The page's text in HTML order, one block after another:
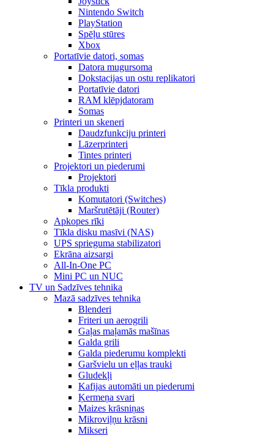
Nintendo Switch
PlayStation
Spēļu stūres
Xbox
Portatīvie datori, somas
Datora mugursoma
Dokstacijas un ostu replikatori
Portatīvie datori
RAM klēpjdatoram
Somas
Printeri un skeneri
Daudzfunkciju printeri
Lāzerprinteri
Tintes printeri
Projektori un piederumi
Projektori
Tīkla produkti
Komutatori (Switches)
Maršrutētāji (Router)
Apkopes rīki
Tīkla disku masīvi (NAS)
UPS sprieguma stabilizatori
Ekrāna aizsargi
All-In-One PC
Mini PC un NUC
TV un Sadzīves tehnika
Mazā sadzīves tehnika
Blenderi
Friteri un aerogrili
Gaļas maļamās mašīnas
Galda grili
Galda piederumu komplekti
Garšvielu un eļļas trauki
Gludekļi
Kafijas automāti un piederumi
Ķermeņa svari
Maizes krāsniņas
Mikroviļņu krāsni
Mikseri